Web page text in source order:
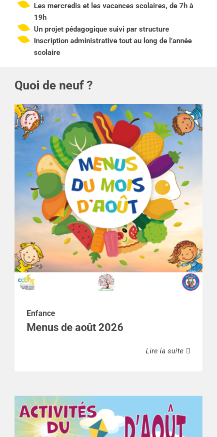
Les mercredis et les vacances scolaires, de 7h à
19h
Un projet pédagogique suivi par structure
Inscription administrative tout au long de l’année
scolaire
Quoi de neuf ?
Enfance
Menus de août 2026
Lire la suite